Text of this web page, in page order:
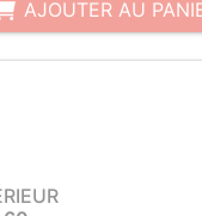
AJOUTER AU